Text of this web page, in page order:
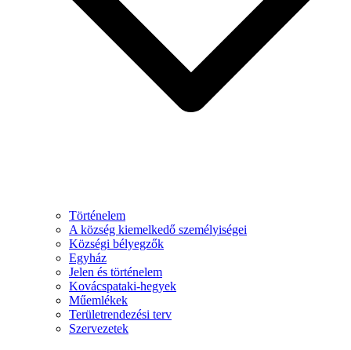
Történelem
A község kiemelkedő személyiségei
Községi bélyegzők
Egyház
Jelen és történelem
Kovácspataki-hegyek
Műemlékek
Területrendezési terv
Szervezetek